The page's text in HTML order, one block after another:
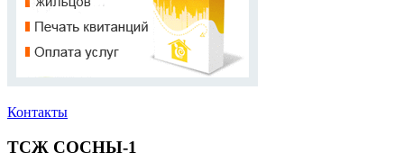
Контакты
ТСЖ СОСНЫ-1